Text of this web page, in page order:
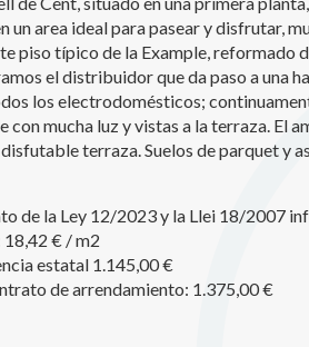
un area ideal para pasear y disfrutar,
piso típico de la Example, reformado
el distribuidor que da paso a una
los electrodomésticos;
con mucha luz y vistas a la terraza. El
terraza. Suelos de parquet y
de la Ley 12/2023 y la Llei 18/2007
18,42 € / m2
estatal 1.145,00 €
de arrendamiento: 1.375,00 €
sitio
los
que
del